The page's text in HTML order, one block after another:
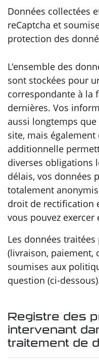
Données collectées
reCaptcha et
protection des
L'ensemble des
sont stockées pour
correspondante à la
dernières. Vos
aussi longtemps
site, mais
additionnelle
diverses obligations
délais, vos données
totalement
droit de rectification
vous pouvez exercer
Les données
(livraison, paiement,
soumises aux
question (ci-
Registre des
intervenant
traitement de